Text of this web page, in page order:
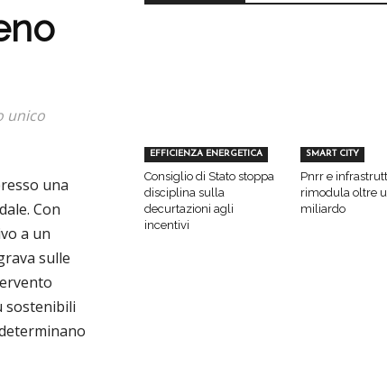
unico
una
Con
a un
sulle
sostenibili
EFFICIENZA ENERGETICA
Consiglio di Stato stoppa
disciplina sulla
decurtazioni agli
incentivi
SMART CITY
Pnrr e
rimodula oltre
miliardo